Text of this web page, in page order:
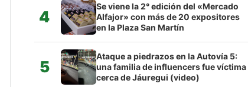
4
Se viene la 2° edición del «Mercado
Alfajor» con más de 20 expositores
en la Plaza San Martín
5
Ataque a piedrazos en la Autovía 5:
una familia de influencers fue víctima
cerca de Jáuregui (video)